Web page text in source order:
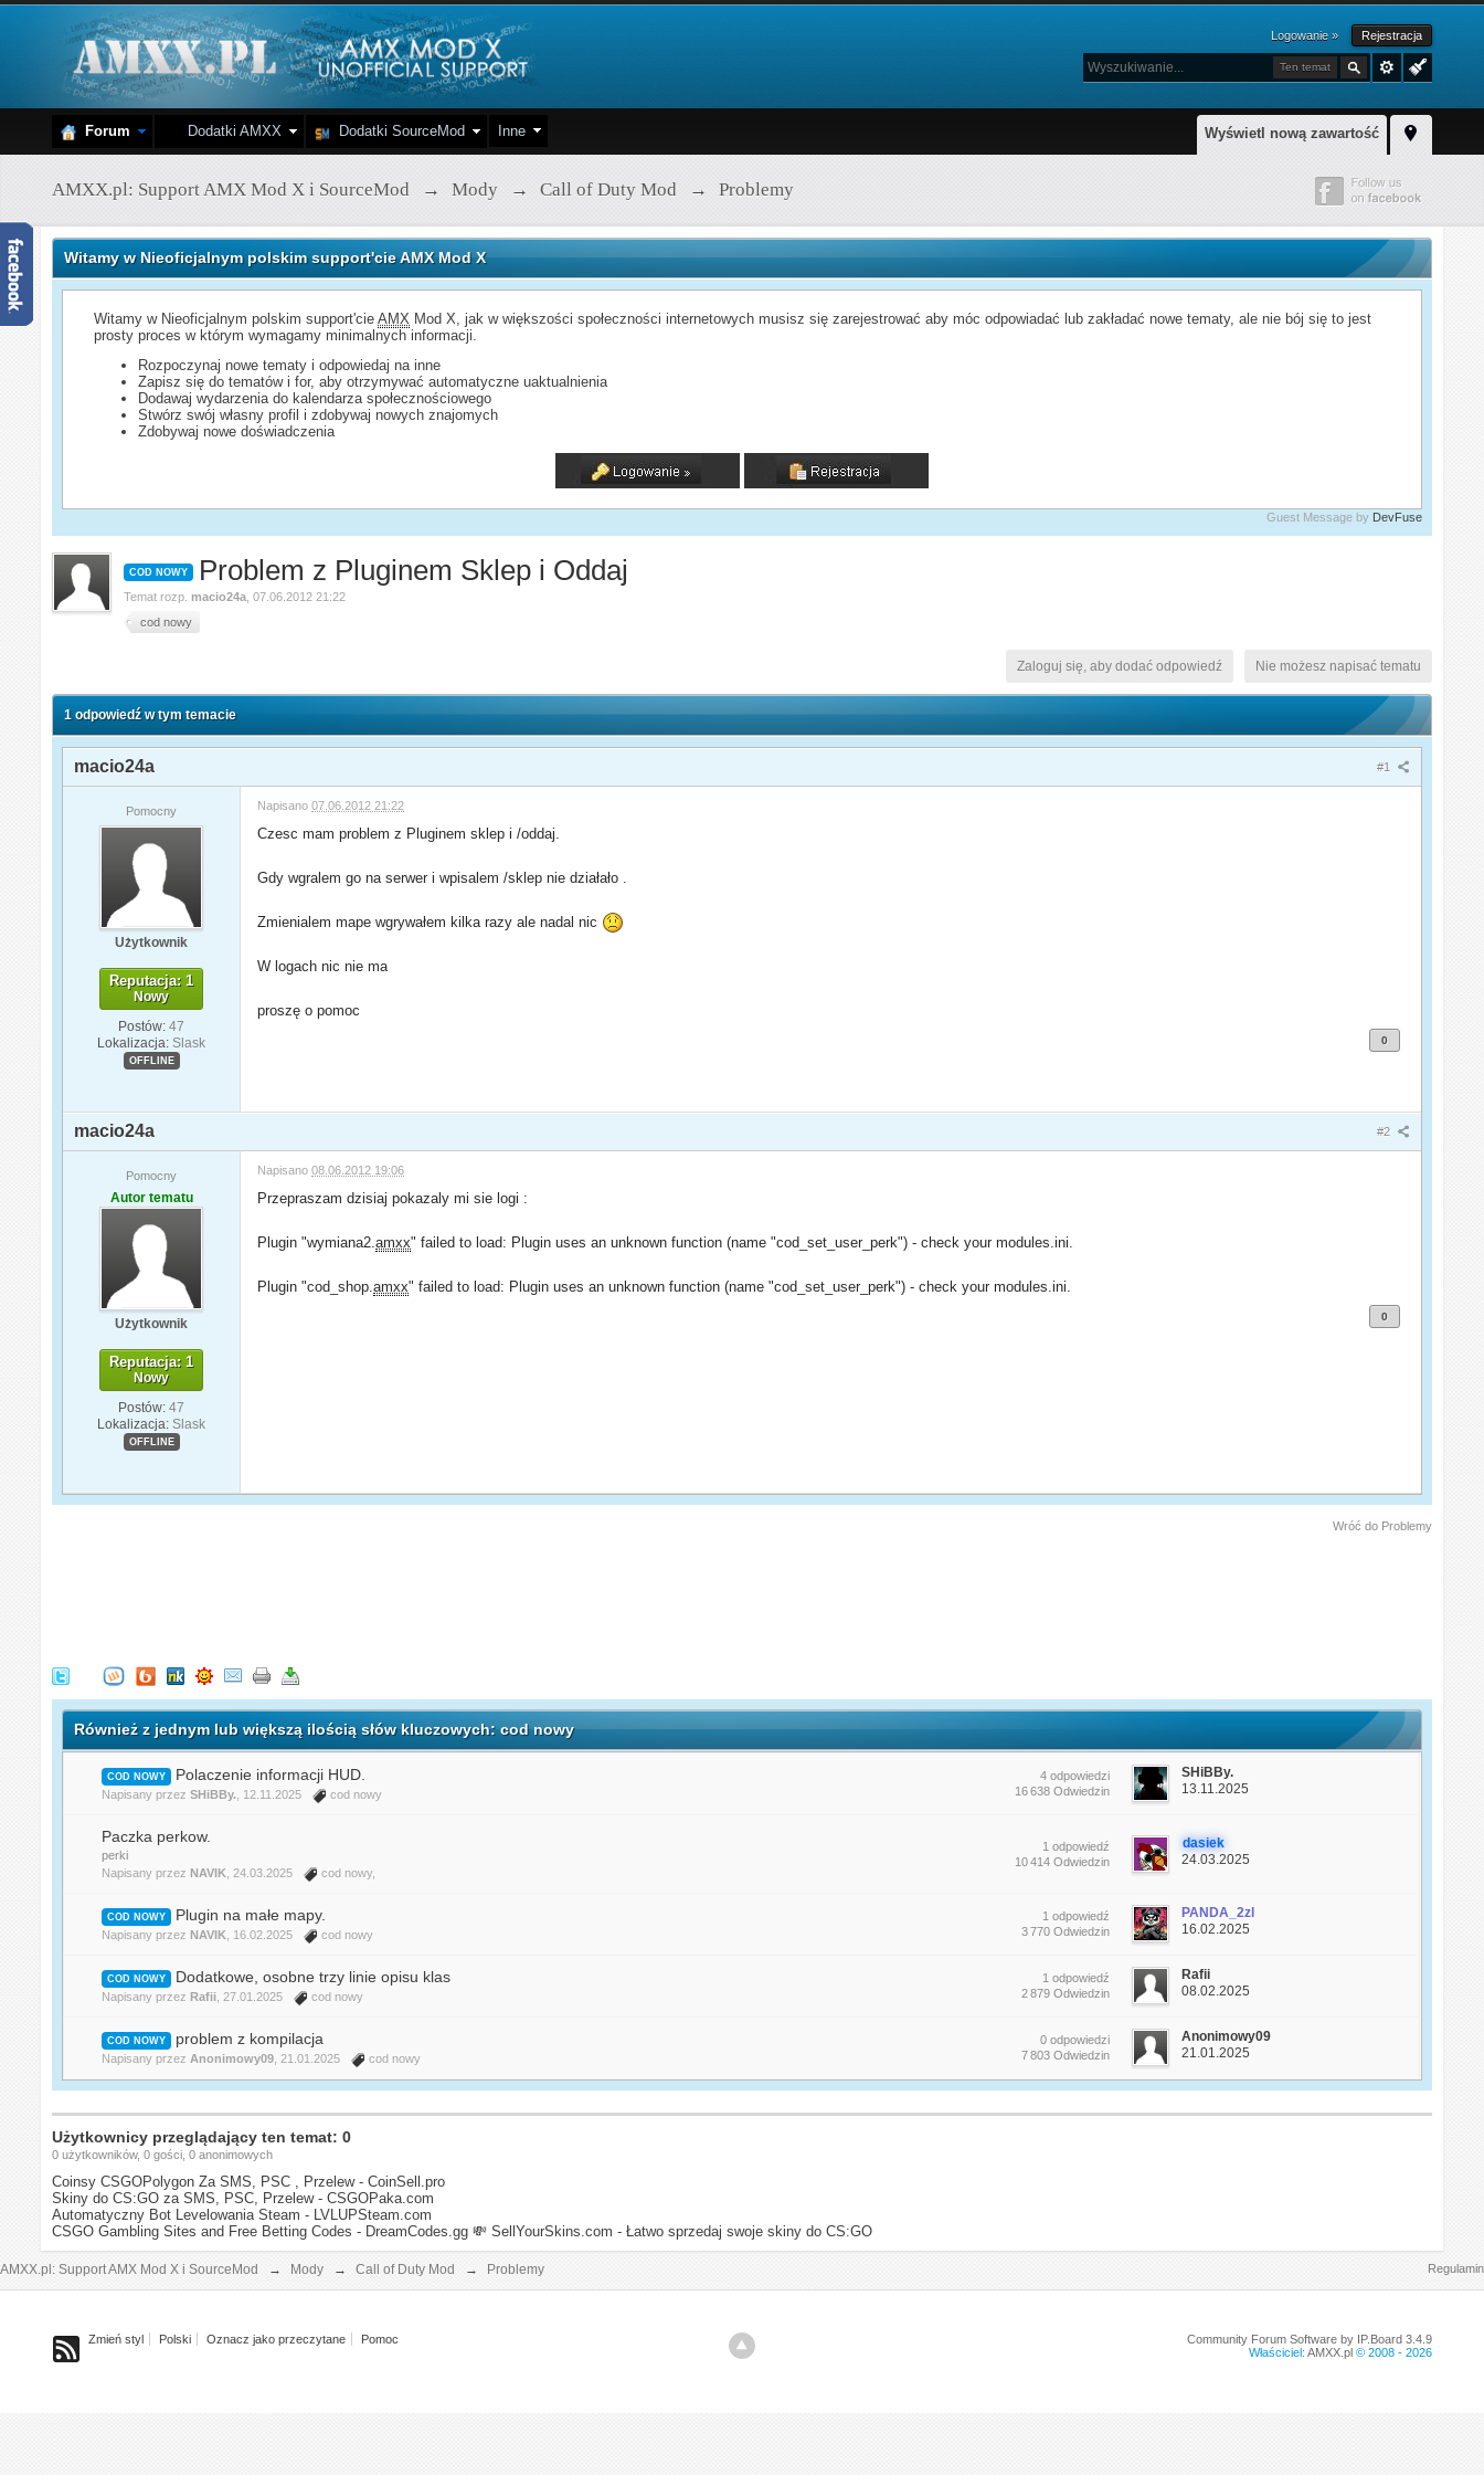
Logowanie » Rejestracja
Ten temat
Wyświetl nową zawartość
Forum Dodatki AMXX Dodatki SourceMod Inne
AMXX.pl: Support AMX Mod X i SourceMod → Mody → Call of Duty Mod → Problemy
Witamy w Nieoficjalnym polskim support'cie AMX Mod X
Witamy w Nieoficjalnym polskim support'cieAMX Mod X, jak w większości społeczności internetowych musisz się zarejestrować aby móc odpowiadać lub zakładać nowe tematy, ale nie bój się to jest
prosty proces w którym wymagamy minimalnych informacji.
Rozpoczynaj nowe tematy i odpowiedaj na inne
Zapisz się do tematów i for, aby otrzymywać automatyczne uaktualnienia
Dodawaj wydarzenia do kalendarza społecznościowego
Stwórz swój własny profil i zdobywaj nowych znajomych
Zdobywaj nowe doświadczenia
Guest Message by DevFuse
COD NOWY Problem z Pluginem Sklep i Oddaj
Temat rozp.macio24a ,07.06.2012 21:22
cod nowy
Nie możesz napisać tematu
Zaloguj się, aby dodać odpowiedź
1 odpowiedź w tym temacie
#1
macio24a
Pomocny
Użytkownik
Reputacja: 1
Nowy
Postów: 47
Lokalizacja: Slask
OFFLINE
Napisano07.06.2012 21:22
Czesc mam problem z Pluginem sklep i /oddaj.
Gdy wgralem go na serwer i wpisalem /sklep nie działało .
Zmienialem mape wgrywałem kilka razy ale nadal nic
W logach nic nie ma
proszę o pomoc
0
#2
macio24a
Pomocny
Autor tematu
Użytkownik
Reputacja: 1
Nowy
Postów: 47
Lokalizacja: Slask
OFFLINE
Napisano08.06.2012 19:06
Przepraszam dzisiaj pokazaly mi sie logi :
Plugin "wymiana2.amxx" failed to load: Plugin uses an unknown function (name "cod_set_user_perk") - check your modules.ini.
Plugin "cod_shop.amxx" failed to load: Plugin uses an unknown function (name "cod_set_user_perk") - check your modules.ini.
0
Wróć do Problemy
Również z jednym lub większą ilością słów kluczowych: cod nowy
COD NOWY Polaczenie informacji HUD.
Napisany przezSHiBBy. , 12.11.2025 cod nowy
4 odpowiedzi
16 638 Odwiedzin
SHiBBy.
13.11.2025
Paczka perkow.
perki
Napisany przez NAVIK , 24.03.2025 cod nowy,
1 odpowiedź
10 414 Odwiedzin
dasiek
24.03.2025
COD NOWY Plugin na małe mapy.
Napisany przez NAVIK , 16.02.2025 cod nowy
1 odpowiedź
3 770 Odwiedzin
PANDA_2zl
16.02.2025
COD NOWY Dodatkowe, osobne trzy linie opisu klas
Napisany przez Rafii , 27.01.2025 cod nowy
1 odpowiedź
2 879 Odwiedzin
Rafii
08.02.2025
COD NOWY problem z kompilacja
Napisany przez Anonimowy09 , 21.01.2025 cod nowy
0 odpowiedzi
7 803 Odwiedzin
Anonimowy09
21.01.2025
Użytkownicy przeglądający ten temat: 0
0 użytkowników, 0 gości, 0 anonimowych
Coinsy CSGOPolygon Za SMS, PSC , Przelew - CoinSell.pro
Skiny do CS:GO za SMS, PSC, Przelew - CSGOPaka.com
Automatyczny Bot Levelowania Steam - LVLUPSteam.com
CSGO Gambling Sites and Free Betting Codes - DreamCodes.gg 💸 SellYourSkins.com - Łatwo sprzedaj swoje skiny do CS:GO
AMXX.pl: Support AMX Mod X i SourceMod → Mody → Call of Duty Mod → Problemy Regulamin
Zmień styl Polski Oznacz jako przeczytane Pomoc
Community Forum Software by IP.Board 3.4.9
Właściciel: AMXX.pl© 2008 - 2026